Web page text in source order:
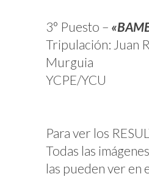
3° Puesto –
Tripulación: Juan
Murguia
YCPE/YCU
Para ver los
Todas las
las pueden ver en